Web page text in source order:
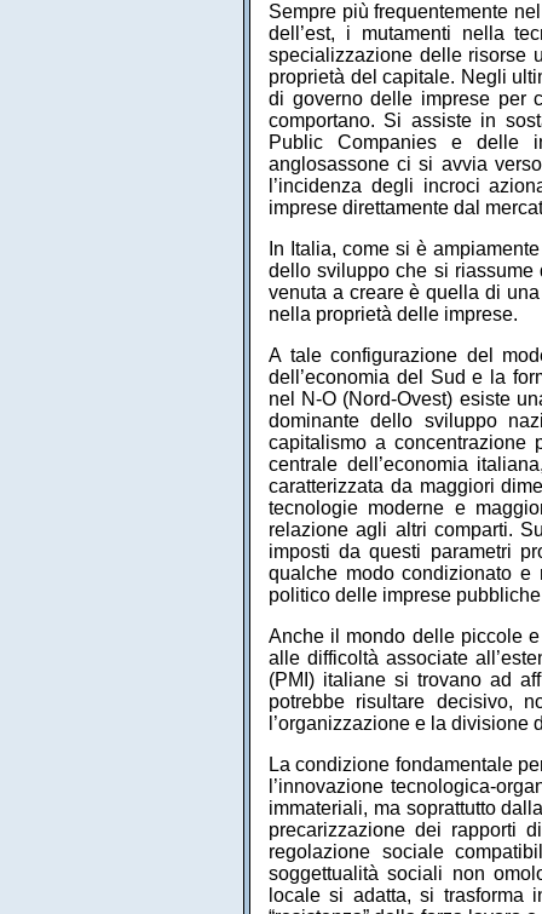
Sempre più frequentemente
dell’est, i mutamenti nella
specializzazione delle risorse
proprietà del capitale. Negli
di governo delle imprese per
comportano. Si assiste in
Public Companies e delle
anglosassone ci si avvia
l’incidenza degli incroci
imprese direttamente dal
In Italia, come si è
dello sviluppo che si
venuta a creare è quella di
nella proprietà delle imprese.
A tale configurazione del
dell’economia del Sud e la
nel N-O (Nord-Ovest) esiste
dominante dello sviluppo
capitalismo a concentrazione
centrale dell’economia
caratterizzata da maggiori
tecnologie moderne e
relazione agli altri comparti.
imposti da questi parametri
qualche modo condizionato
politico delle imprese
Anche il mondo delle piccole
alle difficoltà associate
(PMI) italiane si trovano ad
potrebbe risultare decisivo,
l’organizzazione e la divisione
La condizione fondamentale
l’innovazione tecnologica-
immateriali, ma soprattutto
precarizzazione dei rapporti
regolazione sociale
soggettualità sociali non
locale si adatta, si trasforma